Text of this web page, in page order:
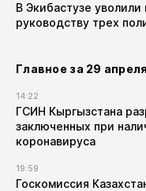
В Экибастузе уволили
руководству трех
Главное за 29 апреля
14:22
ГСИН Кыргызстана
заключенных при
коронавируса
19:59
Госкомиссия